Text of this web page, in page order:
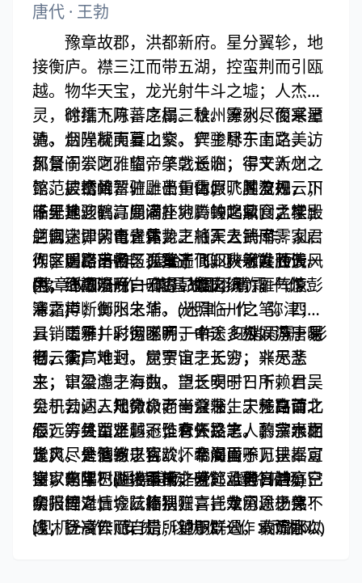
唐代 · 王勃
豫章故郡，洪都新府。星分翼轸，地
接衡庐。襟三江而带五湖，控蛮荆而引瓯
越。物华天宝，龙光射牛斗之墟；人杰地
灵，徐孺下陈蕃之榻。雄州雾列，俊采星
驰。台隍枕夷夏之交，宾主尽东南之美。
都督阎公之雅望，棨戟遥临；宇文新州之
懿范，襜帷暂驻。十旬休假，胜友如云；
千里逢迎，高朋满座。腾蛟起凤，孟学士
之词宗；紫电青霜，王将军之武库。家君
作宰，路出名区；童子何知，躬逢胜饯。
(豫章故郡 一作：南昌故郡；青霜 一作：
清霜)
时维九月，序属三秋。潦水尽而寒潭
清，烟光凝而暮山紫。俨骖騑于上路，访
风景于崇阿。临帝子之长洲，得天人之旧
馆。层峦耸翠，上出重霄；飞阁流丹，下
临无地。鹤汀凫渚，穷岛屿之萦回；桂殿
兰宫，即冈峦之体势。（天人 一作：仙
人；层峦 一作：层台；即冈 一作：列
冈；飞阁流丹 一作：飞阁翔丹）
披绣闼，俯雕甍，山原旷其盈视，川
泽纡其骇瞩。闾阎扑地，钟鸣鼎食之家；
舸舰迷津，青雀黄龙之舳。云销雨霁，彩
彻区明。落霞与孤鹜齐飞，秋水共长天一
色。渔舟唱晚，响穷彭蠡之滨，雁阵惊
寒，声断衡阳之浦。(迷津 一作：弥津；
云销雨霁，彩彻区明 一作：虹销雨霁，彩
彻云衢)
遥襟甫畅，逸兴遄飞。爽籁发而清风
生，纤歌凝而白云遏。睢园绿竹，气凌彭
泽之樽；邺水朱华，光照临川之笔。四美
具，二难并。穷睇眄于中天，极娱游于暇
日。天高地迥，觉宇宙之无穷；兴尽悲
来，识盈虚之有数。望长安于日下，目吴
会于云间。地势极而南溟深，天柱高而北
辰远。关山难越，谁悲失路之人；萍水相
逢，尽是他乡之客。怀帝阍而不见，奉宣
室以何年？(遥襟甫畅 一作：遥吟俯畅)
嗟乎！时运不齐，命途多舛。冯唐易
老，李广难封。屈贾谊于长沙，非无圣
主；窜梁鸿于海曲，岂乏明时？所赖君子
见机，达人知命。老当益壮，宁移白首之
心？穷且益坚，不坠青云之志。酌贪泉而
觉爽，处涸辙以犹欢。北海虽赊，扶摇可
接；东隅已逝，桑榆非晚。孟尝高洁，空
余报国之情；阮籍猖狂，岂效穷途之哭！
(见机 一作：安贫；以犹欢 一作：而相欢)
勃，三尺微命，一介书生。无路请
缨，等终军之弱冠；有怀投笔，慕宗悫之
长风。舍簪笏于百龄，奉晨昏于万里。非
谢家之宝树，接孟氏之芳邻。他日趋庭，
叨陪鲤对；今兹捧袂，喜托龙门。杨意不
逢，抚凌云而自惜；钟期既遇，奏流水以
呜呼！胜地不常，盛筵难再；兰亭已
矣，梓泽丘墟。临别赠言，幸承恩于伟
饯；登高作赋，是所望于群公。敢竭鄙